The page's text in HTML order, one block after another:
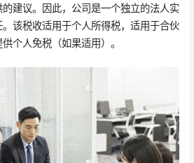
建议。因此，公司是一个独立的法人实
该税收适用于个人所得税，适用于合伙
个人免税（如果适用）。